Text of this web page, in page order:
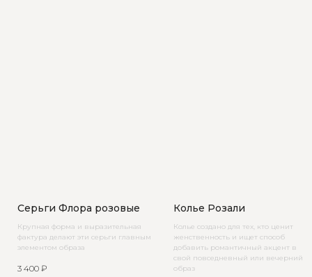
Серьги Флора розовые
Крупная форма и выразительная
фактура делают эти серьги главным
элементом образа
3 400 ₽
Колье Розали
Колье создано для тех, кто ценит
женственность и ищет способ
добавить романтичный акцент в
свой повседневный или вечерний
образ